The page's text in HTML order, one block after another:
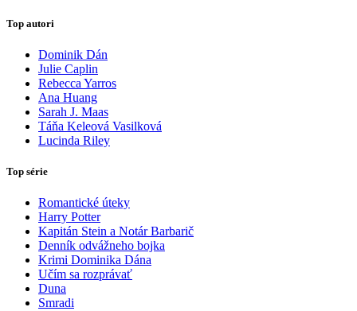
Top autori
Dominik Dán
Julie Caplin
Rebecca Yarros
Ana Huang
Sarah J. Maas
Táňa Keleová Vasilková
Lucinda Riley
Top série
Romantické úteky
Harry Potter
Kapitán Stein a Notár Barbarič
Denník odvážneho bojka
Krimi Dominika Dána
Učím sa rozprávať
Duna
Smradi